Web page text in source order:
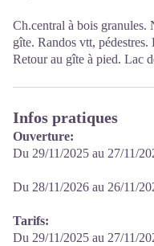
Ch.central à bois granules.
gîte. Randos vtt, pédestres.
Retour au gîte à pied. Lac
Infos pratiques
Ouverture:
Du 29/11/2025 au 27/11/
Du 28/11/2026 au 26/11/
Tarifs:
Du 29/11/2025 au 27/11/